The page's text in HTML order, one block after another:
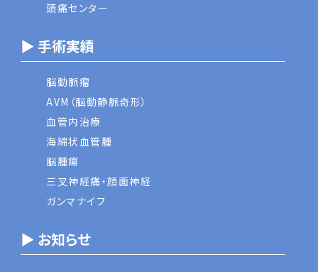
頭痛センター
▶ 手術実績
脳動脈瘤
AVM（脳動静脈奇形）
血管内治療
海綿状血管腫
脳腫瘍
三叉神経痛・顔面神経
ガンマナイフ
▶ お知らせ